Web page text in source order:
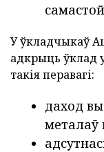
У ўкладчыкаў
адкрыць ўклад
такія перавагі:
даход
металаў